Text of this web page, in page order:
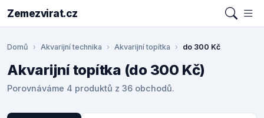
Zemezvirat.cz
Domů Akvarijní technika Akvarijní topítka do 300 Kč
Akvarijní topítka (do 300 Kč)
Porovnáváme 4 produktů z 36 obchodů.